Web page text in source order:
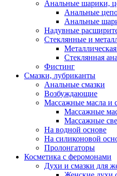
Анальные шарики,
Анальные
Анальные
Надувные
Стеклянные и
Стеклянная
Фистинг
Смазки, лубриканты
Анальные смазки
Возбуждающие
Массажные масла и
Массажные
Массажные
На водной основе
На силиконовой
Пролонгаторы
Косметика с феромонами
Духи и смазки для